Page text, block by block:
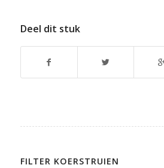
Deel dit stuk
FILTER KOERSTRUIEN